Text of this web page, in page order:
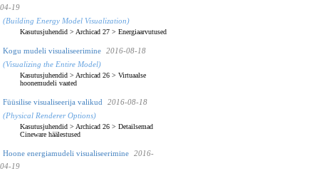
04-19
(Building Energy Model Visualization)
Kasutusjuhendid > Archicad 27 > Energiaarvutused
Kogu mudeli visualiseerimine
2016-08-18
(Visualizing the Entire Model)
Kasutusjuhendid > Archicad 26 > Virtuaalse
hoonemudeli vaated
Füüsilise visualiseerija valikud
2016-08-18
(Physical Renderer Options)
Kasutusjuhendid > Archicad 26 > Detailsemad
Cineware häälestused
Hoone energiamudeli visualiseerimine
2016-
04-19